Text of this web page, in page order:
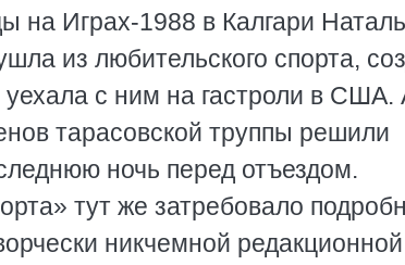
на Играх-1988 в Калгари
из любительского спорта,
с ним на гастроли в США.
тарасовской труппы решили
ночь перед отъездом.
тут же затребовало
никчемной редакционной